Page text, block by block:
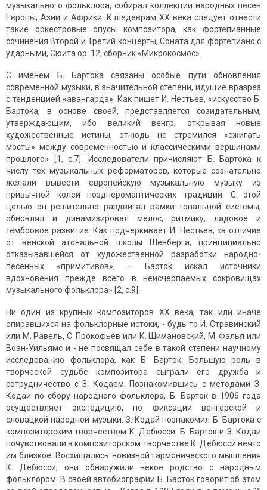
музыкального фольклора, собирал коллекции народных песен
Европы, Азии и Африки. К шедеврам XX века следует отнести
такие оркестровые опусы композитора, как фортепианные
сочинения Второй и Третий концерты, Соната для фортепиано с
ударными, Сюита ор. 12, сборник «Микрокосмос».
С именем Б. Бартока связаны особые пути обновления
современной музыки, в значительной степени, идущие вразрез
с тенденцией «авангарда». Как пишет И. Нестьев, «искусство Б.
Бартока, в основе своей, представляется созидательным,
утверждающим, ибо великий венгр, открывая новые
художественные истины, отнюдь не стремился «сжигать
мосты» между современностью и классическими вершинами
прошлого» [1, с.7]. Исследователи причисляют Б. Бартока к
числу тех музыкальных реформаторов, которые сознательно
желали вывести европейскую музыкальную музыку из
привычной колеи позднеромантических традиций. С этой
целью он решительно раздвигал рамки тональной системы,
обновлял и динамизировал мелос, ритмику, ладовое и
тембровое развитие. Как подчеркивает И. Нестьев, «в отличие
от венской атональной школы Шенберга, принципиально
отказывавшейся от художественной разработки народно-
песенных «примитивов», – Барток искал источники
вдохновения прежде всего в неисчерпаемых сокровищах
музыкального фольклора» [2, с.9].
Ни один из крупных композиторов XX века, так или иначе
опиравшихся на фольклорные истоки, - будь то И. Стравинский
или М. Равель, С. Прокофьев или К. Шимановский, М. Фалья или
Воан-Уильямс и - не посвящал себе в такой степени научному
исследованию фольклора, как Б. Барток. Большую роль в
творческой судьбе композитора сыграли его дружба и
сотрудничество с З. Кодаем. Познакомившись с методами З.
Кодаи по сбору народного фольклора, Б. Барток в 1906 года
осуществляет экспедицию, по фиксации венгерской и
словацкой народной музыки. З. Кодай познакомил Б. Бартока с
композиторским творчеством К. Дебюсси. Б. Барток и З. Кодаи
почувствовали в композиторском творчестве К. Дебюсси нечто
им близкое. Восхищались новизной гармонического мышления
К. Дебюсси, они обнаружили некое родство с народным
фольклором. В своей автобиографии Б. Барток говорит об этом